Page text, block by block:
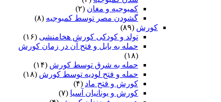
کمبوجیه و مغان (۲)
گشودن مصر توسط کمبوجیه (۸)
کورش (۸۹)
تولد و کودکی کورش هخامنشی (۱۶)
حمله به بابل و فتح آن در زمان کورش
(۱۸)
حمله به شرق توسط کورش (۱۴)
حمله و فتح لودیه توسط کورش (۱۸)
کورش و فتح ماد (۴)
کورش و یونانیان آسیا (۷)